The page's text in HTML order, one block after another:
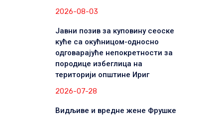
2026-08-03
Јавни позив за куповину сеоске
куће са окућницом-односно
одговарајуће непокретности за
породице избеглица на
територији општине Ириг
2026-07-28
Видљиве и вредне жене Фрушке